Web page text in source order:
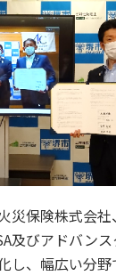
災保険株式会
及びアドバン
し、幅広い分野